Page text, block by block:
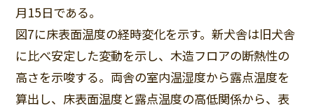
月15日である。
図7に床表面温度の経時変化を示す。新犬舎は旧犬舎
に比べ安定した変動を示し、木造フロアの断熱性の
高さを示唆する。両舎の室内温湿度から露点温度を
算出し、床表面温度と露点温度の高低関係から、表